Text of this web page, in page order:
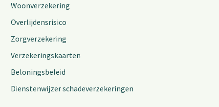
Woonverzekering
Overlijdensrisico
Zorgverzekering
Verzekeringskaarten
Beloningsbeleid
Dienstenwijzer schadeverzekeringen